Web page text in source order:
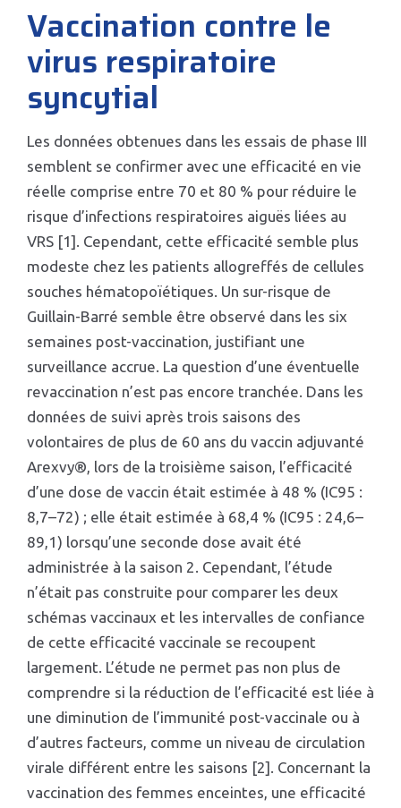
Vaccination contre le
virus respiratoire
syncytial
Les données obtenues dans les essais de phase III
semblent se confirmer avec une efficacité en vie
réelle comprise entre 70 et 80 % pour réduire le
risque d’infections respiratoires aiguës liées au
VRS [1]. Cependant, cette efficacité semble plus
modeste chez les patients allogreffés de cellules
souches hématopoïétiques. Un sur-risque de
Guillain-Barré semble être observé dans les six
semaines post-vaccination, justifiant une
surveillance accrue. La question d’une éventuelle
revaccination n’est pas encore tranchée. Dans les
données de suivi après trois saisons des
volontaires de plus de 60 ans du vaccin adjuvanté
Arexvy®, lors de la troisième saison, l’efficacité
d’une dose de vaccin était estimée à 48 % (IC95 :
8,7–72) ; elle était estimée à 68,4 % (IC95 : 24,6–
89,1) lorsqu’une seconde dose avait été
administrée à la saison 2. Cependant, l’étude
n’était pas construite pour comparer les deux
schémas vaccinaux et les intervalles de confiance
de cette efficacité vaccinale se recoupent
largement. L’étude ne permet pas non plus de
comprendre si la réduction de l’efficacité est liée à
une diminution de l’immunité post-vaccinale ou à
d’autres facteurs, comme un niveau de circulation
virale différent entre les saisons [2]. Concernant la
vaccination des femmes enceintes, une efficacité